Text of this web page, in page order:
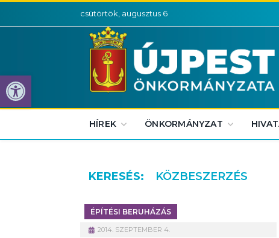
Eszköztár megnyitása
csütörtök, augusztus 6
HÍREK ÖNKORMÁNYZAT
KERESÉS: KÖZBESZERZÉS
ÉPÍTÉSI BERUHÁZÁS
2014. SZEPTEMBER 4.